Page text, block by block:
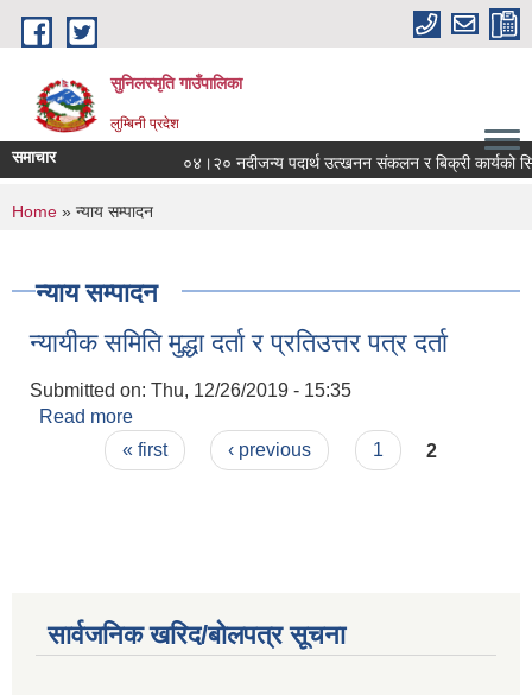
Skip to main content
सुनिलस्मृति गाउँपालिका
लुम्बिनी प्रदेश
समाचार ०४।२० नदीजन्य पदार्थ उत्खनन संकलन र बिक्री कार्यको
You are here
Home » न्याय सम्पादन
न्याय सम्पादन
न्यायीक समिति मुद्धा दर्ता र प्रतिउत्तर पत्र दर्ता
Submitted on: Thu, 12/26/2019 - 15:35
Read more
Pages« first ‹ previous 1 2
सार्वजनिक खरिद/बोलपत्र सूचना